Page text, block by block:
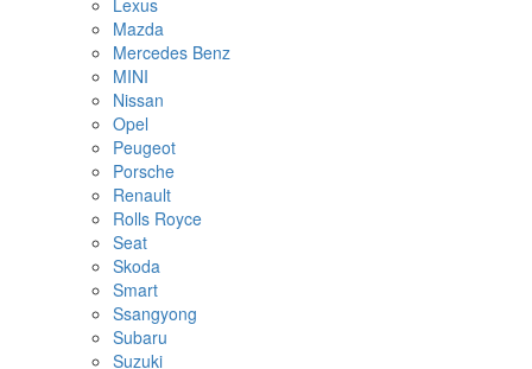
Lexus
Mazda
Mercedes Benz
MINI
Nissan
Opel
Peugeot
Porsche
Renault
Rolls Royce
Seat
Skoda
Smart
Ssangyong
Subaru
Suzuki